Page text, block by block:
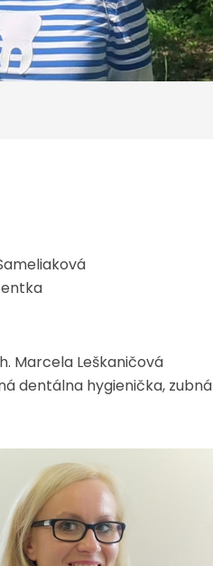
Marcela Leškaničová
dentálna hygienička, zubná